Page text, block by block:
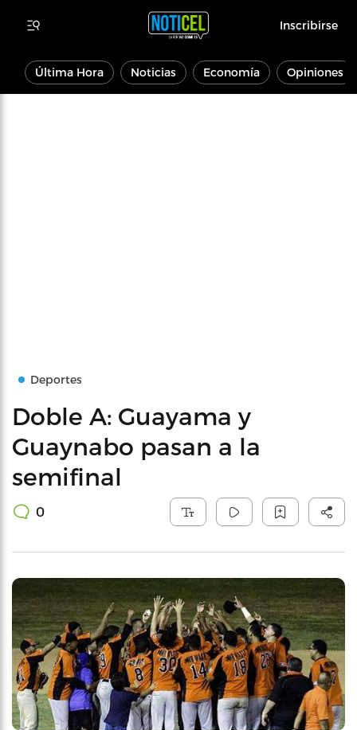
Inscribirse
Última Hora Noticias Economía Opiniones
Deportes
Doble A: Guayama y
Guaynabo pasan a la
semifinal
0